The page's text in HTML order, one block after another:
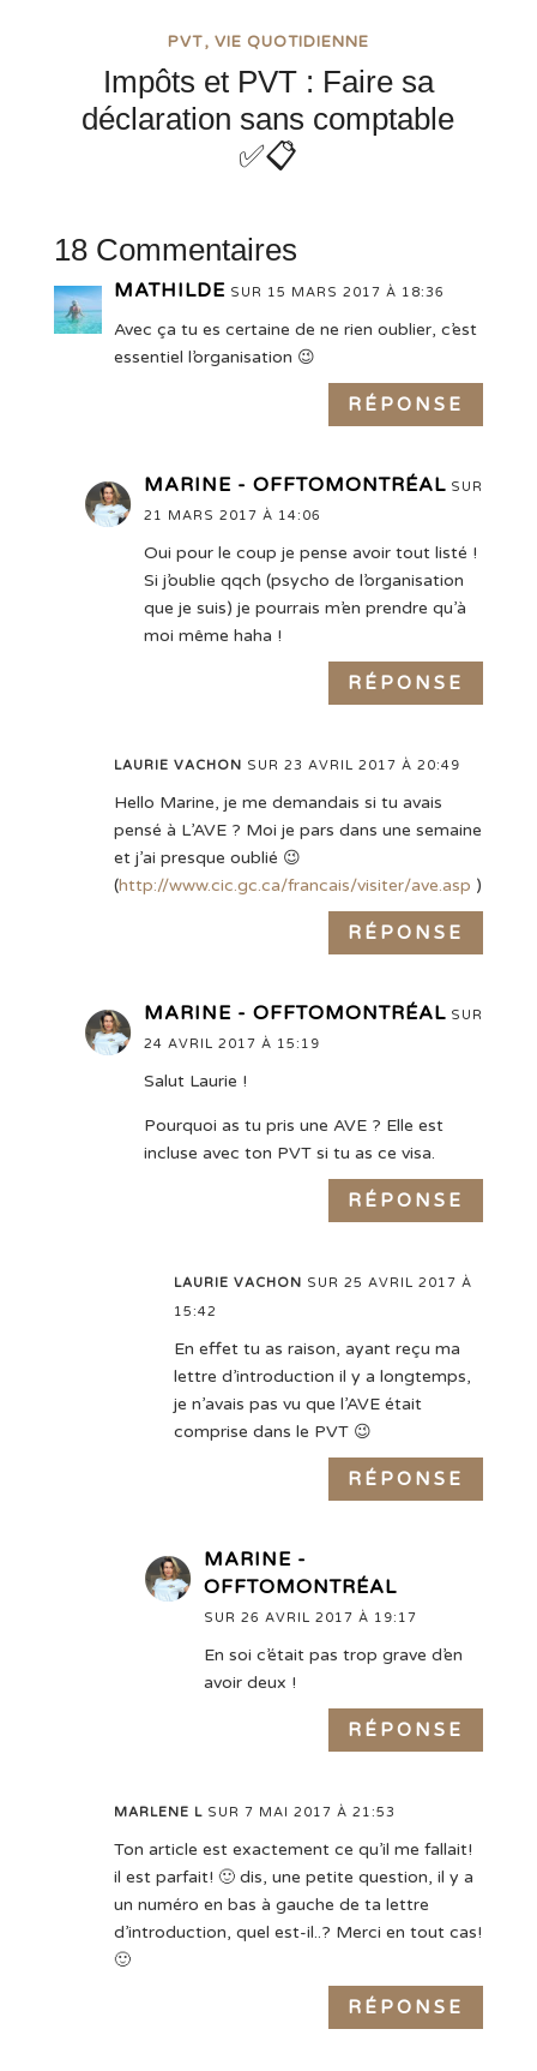
Impôts et PVT : Faire sa
déclaration sans comptable
✅📋
PVT VIE QUOTIDIENNE
18 Commentaires
MATHILDE SUR 15 MARS 2017 À 18:36
Avec ça tu es certaine de ne rien oublier, c’est
essentiel l’organisation 😉
RÉPONSE
MARINE - OFFTOMONTRÉAL SUR
21 MARS 2017 À 14:06
Oui pour le coup je pense avoir tout listé !
Si j’oublie qqch (psycho de l’organisation
que je suis) je pourrais m’en prendre qu’à
moi même haha !
RÉPONSE
LAURIE VACHON SUR 23 AVRIL 2017 À 20:49
Hello Marine, je me demandais si tu avais
pensé à L’AVE ? Moi je pars dans une semaine
et j’ai presque oublié 😉
(http://www.cic.gc.ca/francais/visiter/ave.asp )
RÉPONSE
MARINE - OFFTOMONTRÉAL SUR
24 AVRIL 2017 À 15:19
Salut Laurie !
Pourquoi as tu pris une AVE ? Elle est
incluse avec ton PVT si tu as ce visa.
RÉPONSE
LAURIE VACHON SUR 25 AVRIL 2017 À
15:42
En effet tu as raison, ayant reçu ma
lettre d’introduction il y a longtemps,
je n’avais pas vu que l’AVE était
comprise dans le PVT 😉
RÉPONSE
MARINE -
OFFTOMONTRÉAL
SUR 26 AVRIL 2017 À 19:17
En soi c’était pas trop grave d’en
avoir deux !
RÉPONSE
MARLENE L SUR 7 MAI 2017 À 21:53
Ton article est exactement ce qu’il me fallait!
il est parfait! 🙂 dis, une petite question, il y a
un numéro en bas à gauche de ta lettre
d’introduction, quel est-il..? Merci en tout cas!
🙂
RÉPONSE